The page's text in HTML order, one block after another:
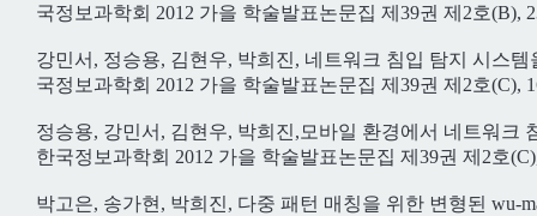
국정보과학회 2012 가을 학술발표논문집 제39권 제2호(B),
강민서, 정승용, 김현우, 박희진, 네트워크 침입 탐지 시스
국정보과학회 2012 가을 학술발표논문집 제39권 제2호(C),
정승용, 강민서, 김현우, 박희진,모바일 환경에서 네트워크
한국정보과학회 2012 가을 학술발표논문집 제39권 제2호
박고은, 송가현, 박희진, 다중 패턴 매칭을 위한 변형된 wu-